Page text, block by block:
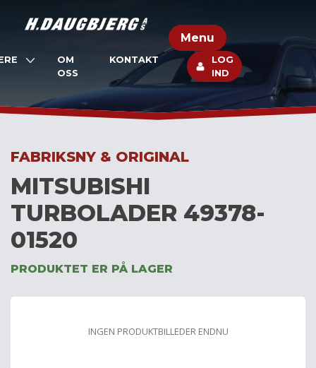
Menu
OM
OSS
KONTAKT
LOG
IND
FABRIKSNY & ORIGINAL
MITSUBISHI
TURBOLADER 49378-
01520
PRODUKTET ER PÅ LAGER
INGEN PRODUKTBILLEDER ENDNU